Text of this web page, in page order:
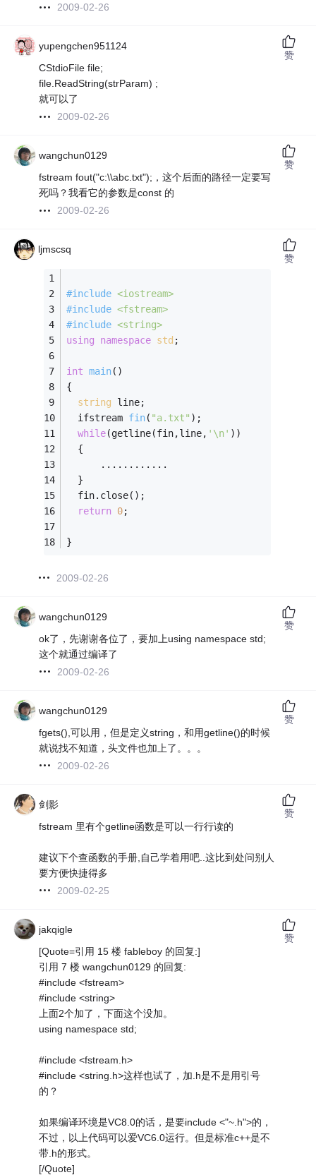
2009-02-26
yupengchen951124
CStdioFile file;
file.ReadString(strParam) ;
就可以了
2009-02-26
赞
wangchun0129
fstream fout("c:\\abc.txt");，这个后面的路径一定要写
死吗？我看它的参数是const 的
2009-02-26
赞
ljmscsq
#include <iostream>
#include <fstream>
#include <string>
using
namespace std ;
int main()
{
string line;
ifstream fin( "a.txt" ) ;
while(getline(fin,line, '\n' ))
  {
      ............
  }
  fin.close();
return 0;
}
2009-02-26
赞
wangchun0129
ok了，先谢谢各位了，要加上using namespace std;
这个就通过编译了
2009-02-26
赞
wangchun0129
fgets(),可以用，但是定义string，和用getline()的时候
就说找不知道，头文件也加上了。。。
2009-02-26
赞
剑影
fstream 里有个getline函数是可以一行行读的
建议下个查函数的手册,自己学着用吧..这比到处问别人
要方便快捷得多
2009-02-25
赞
jakqigle
[Quote=引用 15 楼 fableboy 的回复:]
引用 7 楼 wangchun0129 的回复:
#include <fstream>
#include <string>
上面2个加了，下面这个没加。
using namespace std;
#include <fstream.h>
#include <string.h>这样也试了，加.h是不是用引号
的？
如果编译环境是VC8.0的话，是要include <"~.h">的，
不过，以上代码可以爱VC6.0运行。但是标准c++是不
带.h的形式。
[/Quote]
赞